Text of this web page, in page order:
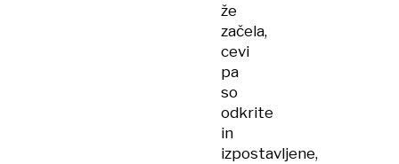
že
začela,
cevi
pa
so
odkrite
in
izpostavljene,